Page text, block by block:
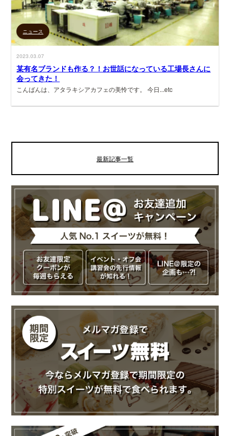
ニュース
2023.03.07
某有名ブランドも作る？！お世話になっている工場長さんに
会ってきた！
こんばんは、アタラキシアカフェの美怜です。 今日...etc
最新記事一覧